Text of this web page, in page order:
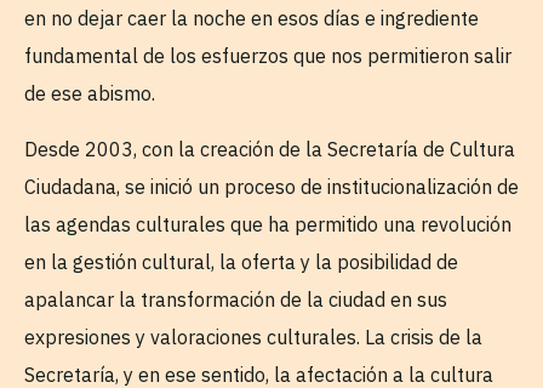
en no dejar caer la noche en esos días e ingrediente
fundamental de los esfuerzos que nos permitieron salir
de ese abismo.
Desde 2003, con la creación de la Secretaría de Cultura
Ciudadana, se inició un proceso de institucionalización de
las agendas culturales que ha permitido una revolución
en la gestión cultural, la oferta y la posibilidad de
apalancar la transformación de la ciudad en sus
expresiones y valoraciones culturales. La crisis de la
Secretaría, y en ese sentido, la afectación a la cultura